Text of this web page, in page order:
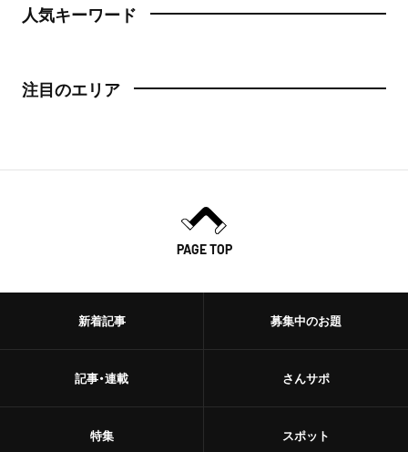
人気キーワード
注目のエリア
PAGE TOP
新着記事
記事・連載
特集
募集中のお題
さんサポ
スポット